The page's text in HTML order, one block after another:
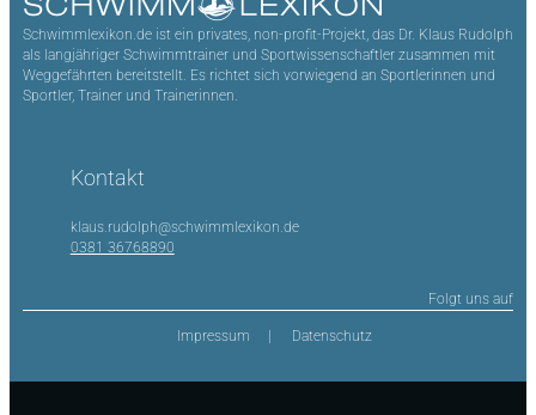
Schwimmlexikon.de ist ein privates, non-profit-Projekt, das Dr. Klaus Rudolph
als langjähriger Schwimmtrainer und Sportwissenschaftler zusammen mit
Weggefährten bereitstellt. Es richtet sich vorwiegend an Sportlerinnen und
Sportler, Trainer und Trainerinnen.
Kontakt
klaus.rudolph@schwimmlexikon.de
0381 36768890
Folgt uns auf
Impressum Datenschutz